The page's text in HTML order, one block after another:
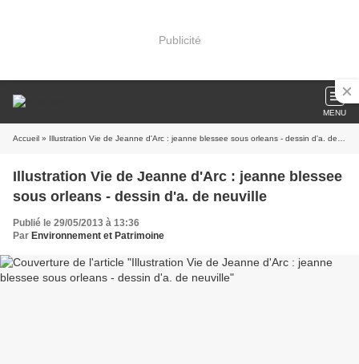
Publicité
MENU
Accueil » Illustration Vie de Jeanne d'Arc : jeanne blessee sous orleans - dessin d'a. de neuville
Illustration Vie de Jeanne d'Arc : jeanne blessee
sous orleans - dessin d'a. de neuville
Publié le 29/05/2013 à 13:36
Par Environnement et Patrimoine